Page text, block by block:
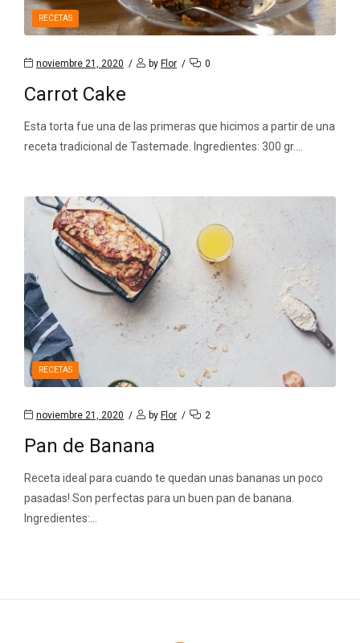
RECETAS
noviembre 21, 2020 by Flor 0
Carrot Cake
Esta torta fue una de las primeras que hicimos a partir de una
receta tradicional de Tastemade. Ingredientes: 300 gr.…
RECETAS
noviembre 21, 2020 by Flor 2
Pan de Banana
Receta ideal para cuando te quedan unas bananas un poco
pasadas! Son perfectas para un buen pan de banana.
Ingredientes:…